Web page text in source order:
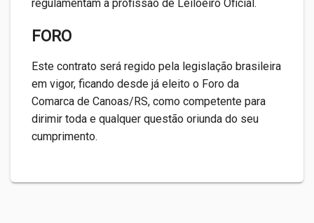
regulamentam a profissão de Leiloeiro Oficial.
FORO
Este contrato será regido pela legislação brasileira
em vigor, ficando desde já eleito o Foro da
Comarca de Canoas/RS, como competente para
dirimir toda e qualquer questão oriunda do seu
cumprimento.